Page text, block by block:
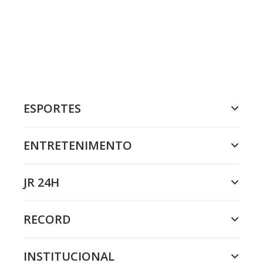
ESPORTES
ENTRETENIMENTO
JR 24H
RECORD
INSTITUCIONAL